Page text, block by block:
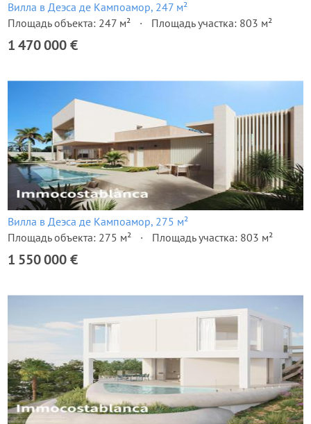
Вилла в Деэса де Кампоамор, 247 м²
Площадь объекта: 247 м²
Площадь участка: 803 м²
1 470 000 €
Вилла в Деэса де Кампоамор, 275 м²
Площадь объекта: 275 м²
Площадь участка: 803 м²
1 550 000 €